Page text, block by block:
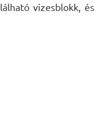
vizesblokk, és